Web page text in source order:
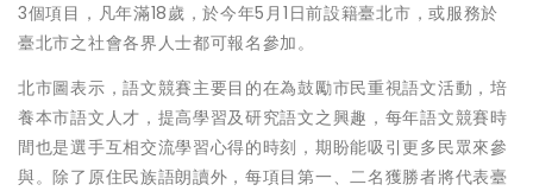
3個項目，凡年滿18歲，於今年5月1日前設籍臺北市，或服務於
臺北市之社會各界人士都可報名參加。
北市圖表示，語文競賽主要目的在為鼓勵市民重視語文活動，培
養本市語文人才，提高學習及研究語文之興趣，每年語文競賽時
間也是選手互相交流學習心得的時刻，期盼能吸引更多民眾來參
與。除了原住民族語朗讀外，每項目第一、二名獲勝者將代表臺